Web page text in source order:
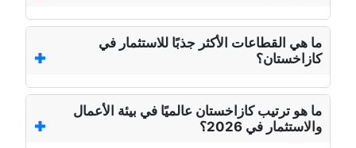
ما هي القطاعات الأكثر جذبًا للاستثمار في
كازاخستان؟
ما هو ترتيب كازاخستان عالميًا في بيئة الأعمال
والاستثمار في 2026؟